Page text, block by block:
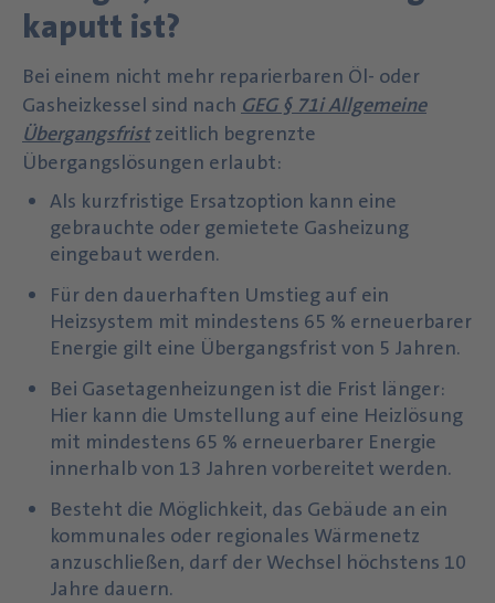
kaputt ist?
Bei einem nicht mehr reparierbaren Öl- oder
Gasheizkessel sind nach GEG § 71i Allgemeine
Übergangsfristzeitlich begrenzte
Übergangslösungen erlaubt:
Als kurzfristige Ersatzoption kann eine
gebrauchte oder gemietete Gasheizung
eingebaut werden.
Für den dauerhaften Umstieg auf ein
Heizsystem mit mindestens 65 % erneuerbarer
Energie gilt eine Übergangsfrist von 5 Jahren.
Bei Gasetagenheizungen ist die Frist länger:
Hier kann die Umstellung auf eine Heizlösung
mit mindestens 65 % erneuerbarer Energie
innerhalb von 13 Jahren vorbereitet werden.
Besteht die Möglichkeit, das Gebäude an ein
kommunales oder regionales Wärmenetz
anzuschließen, darf der Wechsel höchstens 10
Jahre dauern.